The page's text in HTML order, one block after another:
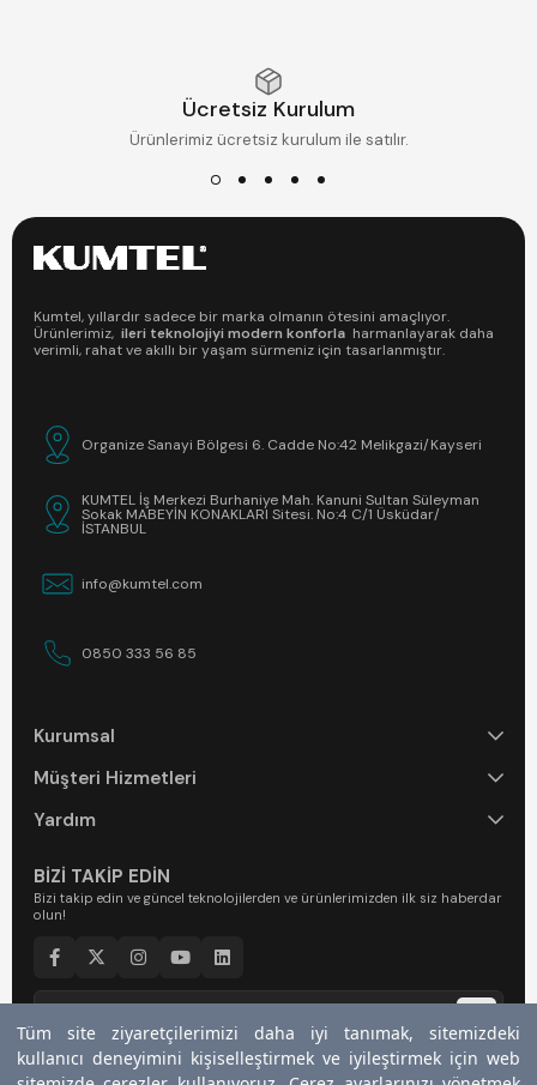
Tüm site ziyaretçilerimizi daha iyi tanımak, sitemizdeki
kullanıcı deneyimini kişiselleştirmek ve iyileştirmek için web
Tüm site ziyaretçilerimizi daha iyi tanımak, sitemizdeki
kullanıcı deneyimini kişiselleştirmek ve iyileştirmek için web
Ücretsiz Kurulum
Ürünlerimiz ücretsiz kurulum ile satılır.
Kumtel, yıllardır sadece bir marka olmanın ötesini amaçlıyor.
Ürünlerimiz, ileri teknolojiyi modern konforla harmanlayarak daha
verimli, rahat ve akıllı bir yaşam sürmeniz için tasarlanmıştır.
Organize Sanayi Bölgesi 6. Cadde No:42 Melikgazi/Kayseri
KUMTEL İş Merkezi Burhaniye Mah. Kanuni Sultan Süleyman
Sokak MABEYİN KONAKLARI Sitesi. No:4 C/1 Üsküdar/
İSTANBUL
info@kumtel.com
0850 333 56 85
Kurumsal
Müşteri Hizmetleri
Yardım
BİZİ TAKİP EDİN
Bizi takip edin ve güncel teknolojilerden ve ürünlerimizden ilk siz haberdar
olun!
Bültenimize kaydolarakKullanım ŞartlarıveGizlilik Politikasınıkabul